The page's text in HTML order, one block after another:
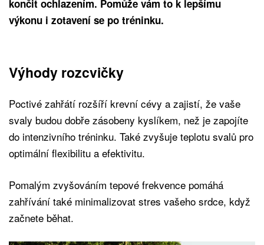
končit ochlazením. Pomůže vám to k lepšímu
výkonu i zotavení se po tréninku.
Výhody rozcvičky
Poctivé zahřátí rozšíří krevní cévy a zajistí, že vaše
svaly budou dobře zásobeny kyslíkem, než je zapojíte
do intenzivního tréninku. Také zvyšuje teplotu svalů pro
optimální flexibilitu a efektivitu.
Pomalým zvyšováním tepové frekvence pomáhá
zahřívání také minimalizovat stres vašeho srdce, když
začnete běhat.